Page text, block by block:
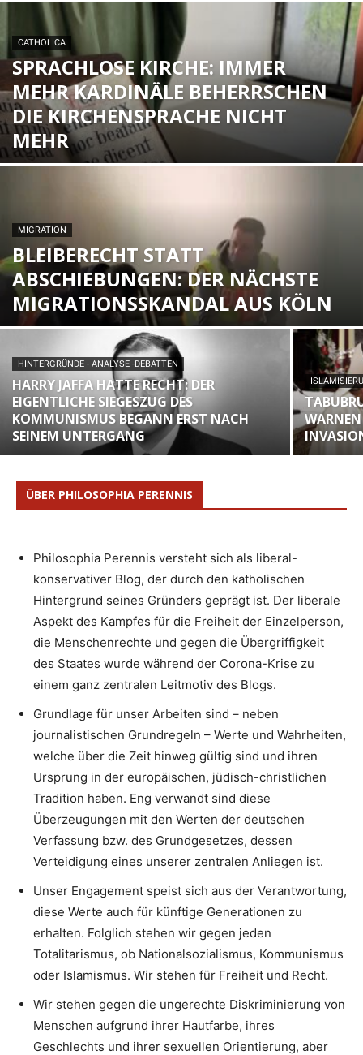
CATHOLICA
SPRACHLOSE KIRCHE: IMMER
MEHR KARDINÄLE BEHERRSCHEN
DIE KIRCHENSPRACHE NICHT
MEHR
MIGRATION
BLEIBERECHT STATT
ABSCHIEBUNGEN: DER NÄCHSTE
MIGRATIONSSKANDAL AUS KÖLN
HINTERGRÜNDE - ANALYSE -DEBATTEN
HARRY JAFFA HATTE RECHT: DER
EIGENTLICHE SIEGESZUG DES
KOMMUNISMUS BEGANN ERST NACH
SEINEM UNTERGANG
ÜBER PHILOSOPHIA PERENNIS
Philosophia Perennis versteht sich als liberal-
konservativer Blog, der durch den katholischen
Hintergrund seines Gründers geprägt ist. Der liberale
Aspekt des Kampfes für die Freiheit der Einzelperson,
die Menschenrechte und gegen die Übergriffigkeit
des Staates wurde während der Corona-Krise zu
einem ganz zentralen Leitmotiv des Blogs.
Grundlage für unser Arbeiten sind – neben
journalistischen Grundregeln – Werte und Wahrheiten,
welche über die Zeit hinweg gültig sind und ihren
Ursprung in der europäischen, jüdisch-christlichen
Tradition haben. Eng verwandt sind diese
Überzeugungen mit den Werten der deutschen
Verfassung bzw. des Grundgesetzes, dessen
Verteidigung eines unserer zentralen Anliegen ist.
Unser Engagement speist sich aus der Verantwortung,
diese Werte auch für künftige Generationen zu
erhalten. Folglich stehen wir gegen jeden
Totalitarismus, ob Nationalsozialismus, Kommunismus
oder Islamismus. Wir stehen für Freiheit und Recht.
Wir stehen gegen die ungerechte Diskriminierung von
Menschen aufgrund ihrer Hautfarbe, ihres
Geschlechts und ihrer sexuellen Orientierung, aber